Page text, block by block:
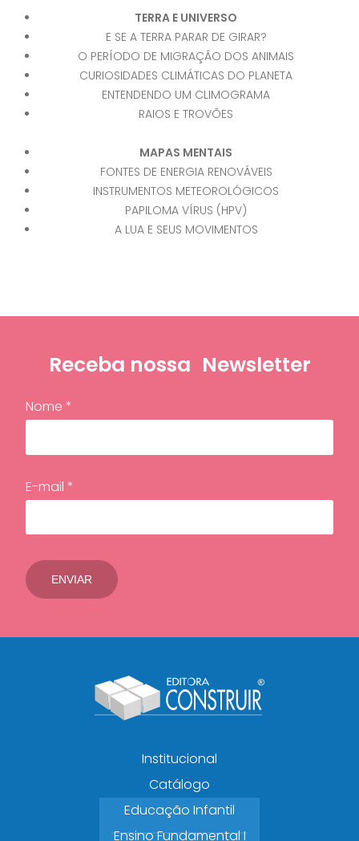
TERRA E UNIVERSO
E SE A TERRA PARAR DE GIRAR?
O PERÍODO DE MIGRAÇÃO DOS ANIMAIS
CURIOSIDADES CLIMÁTICAS DO PLANETA
ENTENDENDO UM CLIMOGRAMA
RAIOS E TROVÕES
MAPAS MENTAIS
FONTES DE ENERGIA RENOVÁVEIS
INSTRUMENTOS METEOROLÓGICOS
PAPILOMA VÍRUS (HPV)
A LUA E SEUS MOVIMENTOS
Receba nossa Newsletter
Nome *
E-mail *
Institucional
Catálogo
Educação Infantil
Ensino Fundamental I